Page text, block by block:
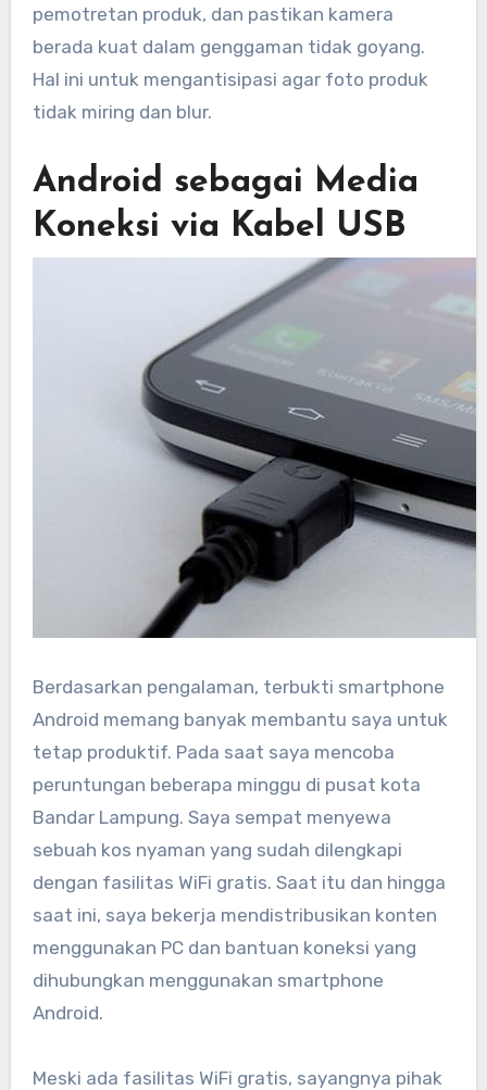
pemotretan produk, dan pastikan kamera
berada kuat dalam genggaman tidak goyang.
Hal ini untuk mengantisipasi agar foto produk
tidak miring dan blur.
Android sebagai Media
Koneksi via Kabel USB
Berdasarkan pengalaman, terbukti smartphone
Android memang banyak membantu saya untuk
tetap produktif. Pada saat saya mencoba
peruntungan beberapa minggu di pusat kota
Bandar Lampung. Saya sempat menyewa
sebuah kos nyaman yang sudah dilengkapi
dengan fasilitas WiFi gratis. Saat itu dan hingga
saat ini, saya bekerja mendistribusikan konten
menggunakan PC dan bantuan koneksi yang
dihubungkan menggunakan smartphone
Android.
Meski ada fasilitas WiFi gratis, sayangnya pihak